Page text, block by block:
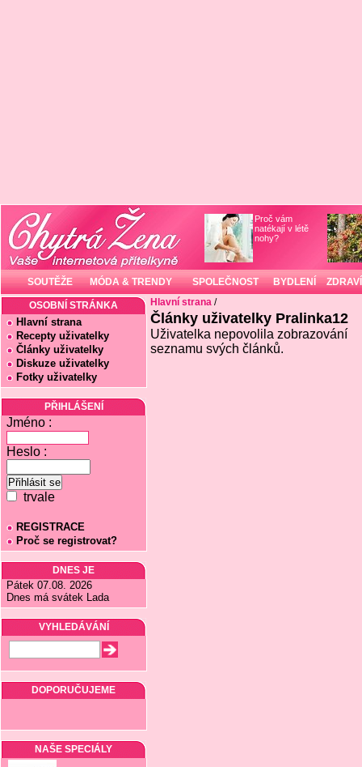
Proč vám
natékají v létě
nohy?
SOUTĚŽE MÓDA & TRENDY SPOLEČNOST BYDLENÍ ZDRAVÍ
OSOBNÍ STRÁNKA
Hlavní strana
Recepty uživatelky
Články uživatelky
Diskuze uživatelky
Fotky uživatelky
PŘIHLÁŠENÍ
Jméno :
Heslo :
trvale
REGISTRACE
Proč se registrovat?
DNES JE
Pátek 07.08. 2026
Dnes má svátek Lada
VYHLEDÁVÁNÍ
DOPORUČUJEME
NAŠE SPECIÁLY
Hlavní strana /
Články uživatelky Pralinka12
Uživatelka nepovolila zobrazování
seznamu svých článků.